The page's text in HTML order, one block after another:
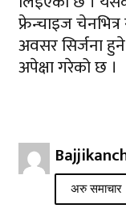
फ्रेन्चाइज
अवसर सिर्जना
अपेक्षा गरेको छ ।
अरु समाचार